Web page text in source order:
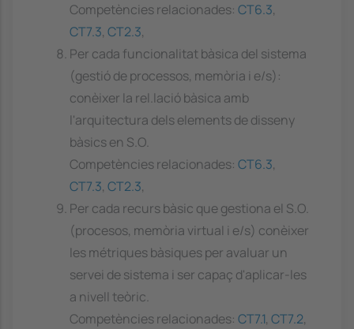
Competències relacionades: CT6.3,
CT7.3, CT2.3,
Per cada funcionalitat bàsica del sistema
(gestió de processos, memòria i e/s):
conèixer la rel.lació bàsica amb
l'arquitectura dels elements de disseny
bàsics en S.O.
Competències relacionades: CT6.3,
CT7.3, CT2.3,
Per cada recurs bàsic que gestiona el S.O.
(procesos, memòria virtual i e/s) conèixer
les métriques bàsiques per avaluar un
servei de sistema i ser capaç d'aplicar-les
a nivell teòric.
Competències relacionades: CT7.1, CT7.2,